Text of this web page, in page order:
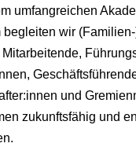
umfangreichen
begleiten wir
und
zukunftsfähig und